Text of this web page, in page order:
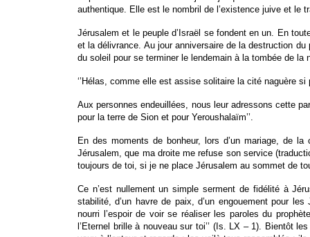
authentique. Elle est le nombril de l’existence juive et le
Jérusalem et le peuple d’Israël se fondent en un. En
et la délivrance. Au jour anniversaire de la destruction
du soleil pour se terminer le lendemain à la tombée de la
‘’Hélas, comme elle est assise solitaire la cité naguère si
Aux personnes endeuillées, nous leur adressons cette
pour la terre de Sion et pour Yeroushalaïm’’.
En des moments de bonheur, lors d’un mariage, de
Jérusalem, que ma droite me refuse son service
toujours de toi, si je ne place Jérusalem au sommet de
Ce n’est nullement un simple serment de fidélité à
stabilité, d’un havre de paix, d’un engouement pour
nourri l’espoir de voir se réaliser les paroles du
l’Eternel brille à nouveau sur toi’’ (Is. LX – 1). Bientôt